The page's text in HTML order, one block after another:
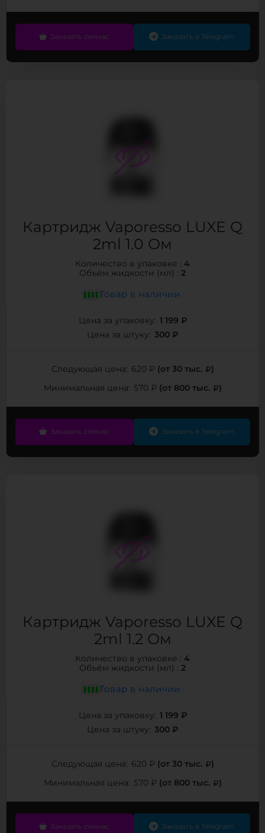
Заказать сейчас Заказать в Telegram
Картридж Vaporesso LUXE Q
2ml 1.0 Ом
Количество в упаковке : 4
Объём жидкости (мл) : 2
Товар в наличии
Цена за упаковку: 1 199 ₽
Цена за штуку: 300 ₽
Следующая цена: 620 ₽ (от 30 тыс. )
Минимальная цена: 570 ₽ (от 800 тыс. )
Заказать сейчас Заказать в Telegram
Картридж Vaporesso LUXE Q
2ml 1.2 Ом
Количество в упаковке : 4
Объём жидкости (мл) : 2
Товар в наличии
Цена за упаковку: 1 199 ₽
Цена за штуку: 300 ₽
Следующая цена: 620 ₽ (от 30 тыс. )
Минимальная цена: 570 ₽ (от 800 тыс. )
Заказать сейчас Заказать в Telegram